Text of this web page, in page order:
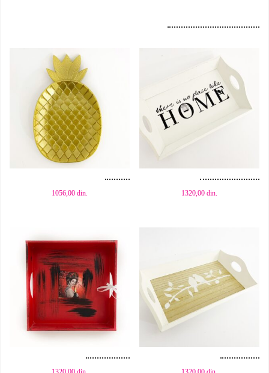
Dodaj u korpu
1056,00 din. 1320,00din.
Dodaj u korpu